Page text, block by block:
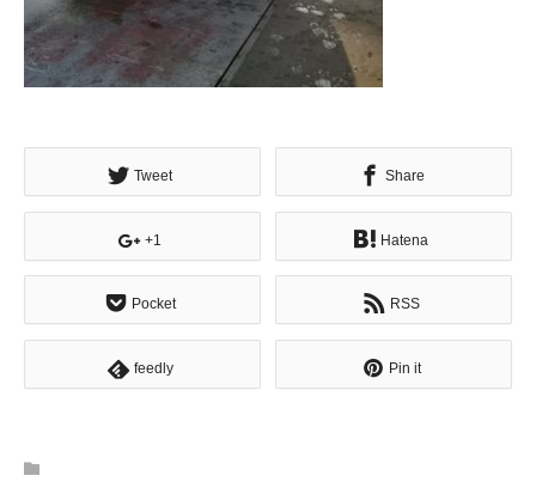
Tweet Share
+1 Hatena
Pocket RSS
feedly Pin it